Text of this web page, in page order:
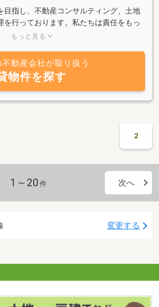
目指し、不動産コンサルティング、土地
を行っております。私たちは責任をもっ
ちや思いを大切にお部屋探しをお手伝い
もっと見る
不動産会社が取り扱う
物件を探す
2
1～20 件 次へ
変更する